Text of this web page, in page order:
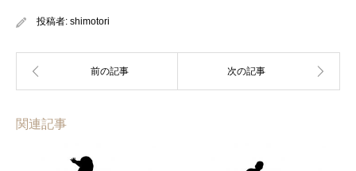
投稿者: shimotori
関連記事